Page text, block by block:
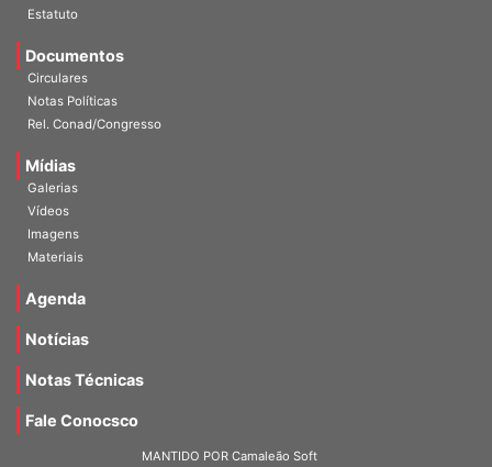
Estatuto
Documentos
Circulares
Notas Políticas
Rel. Conad/Congresso
Mídias
Galerias
Vídeos
Imagens
Materiais
Agenda
Notícias
Notas Técnicas
Fale Conocsco
MANTIDO POR Camaleão Soft